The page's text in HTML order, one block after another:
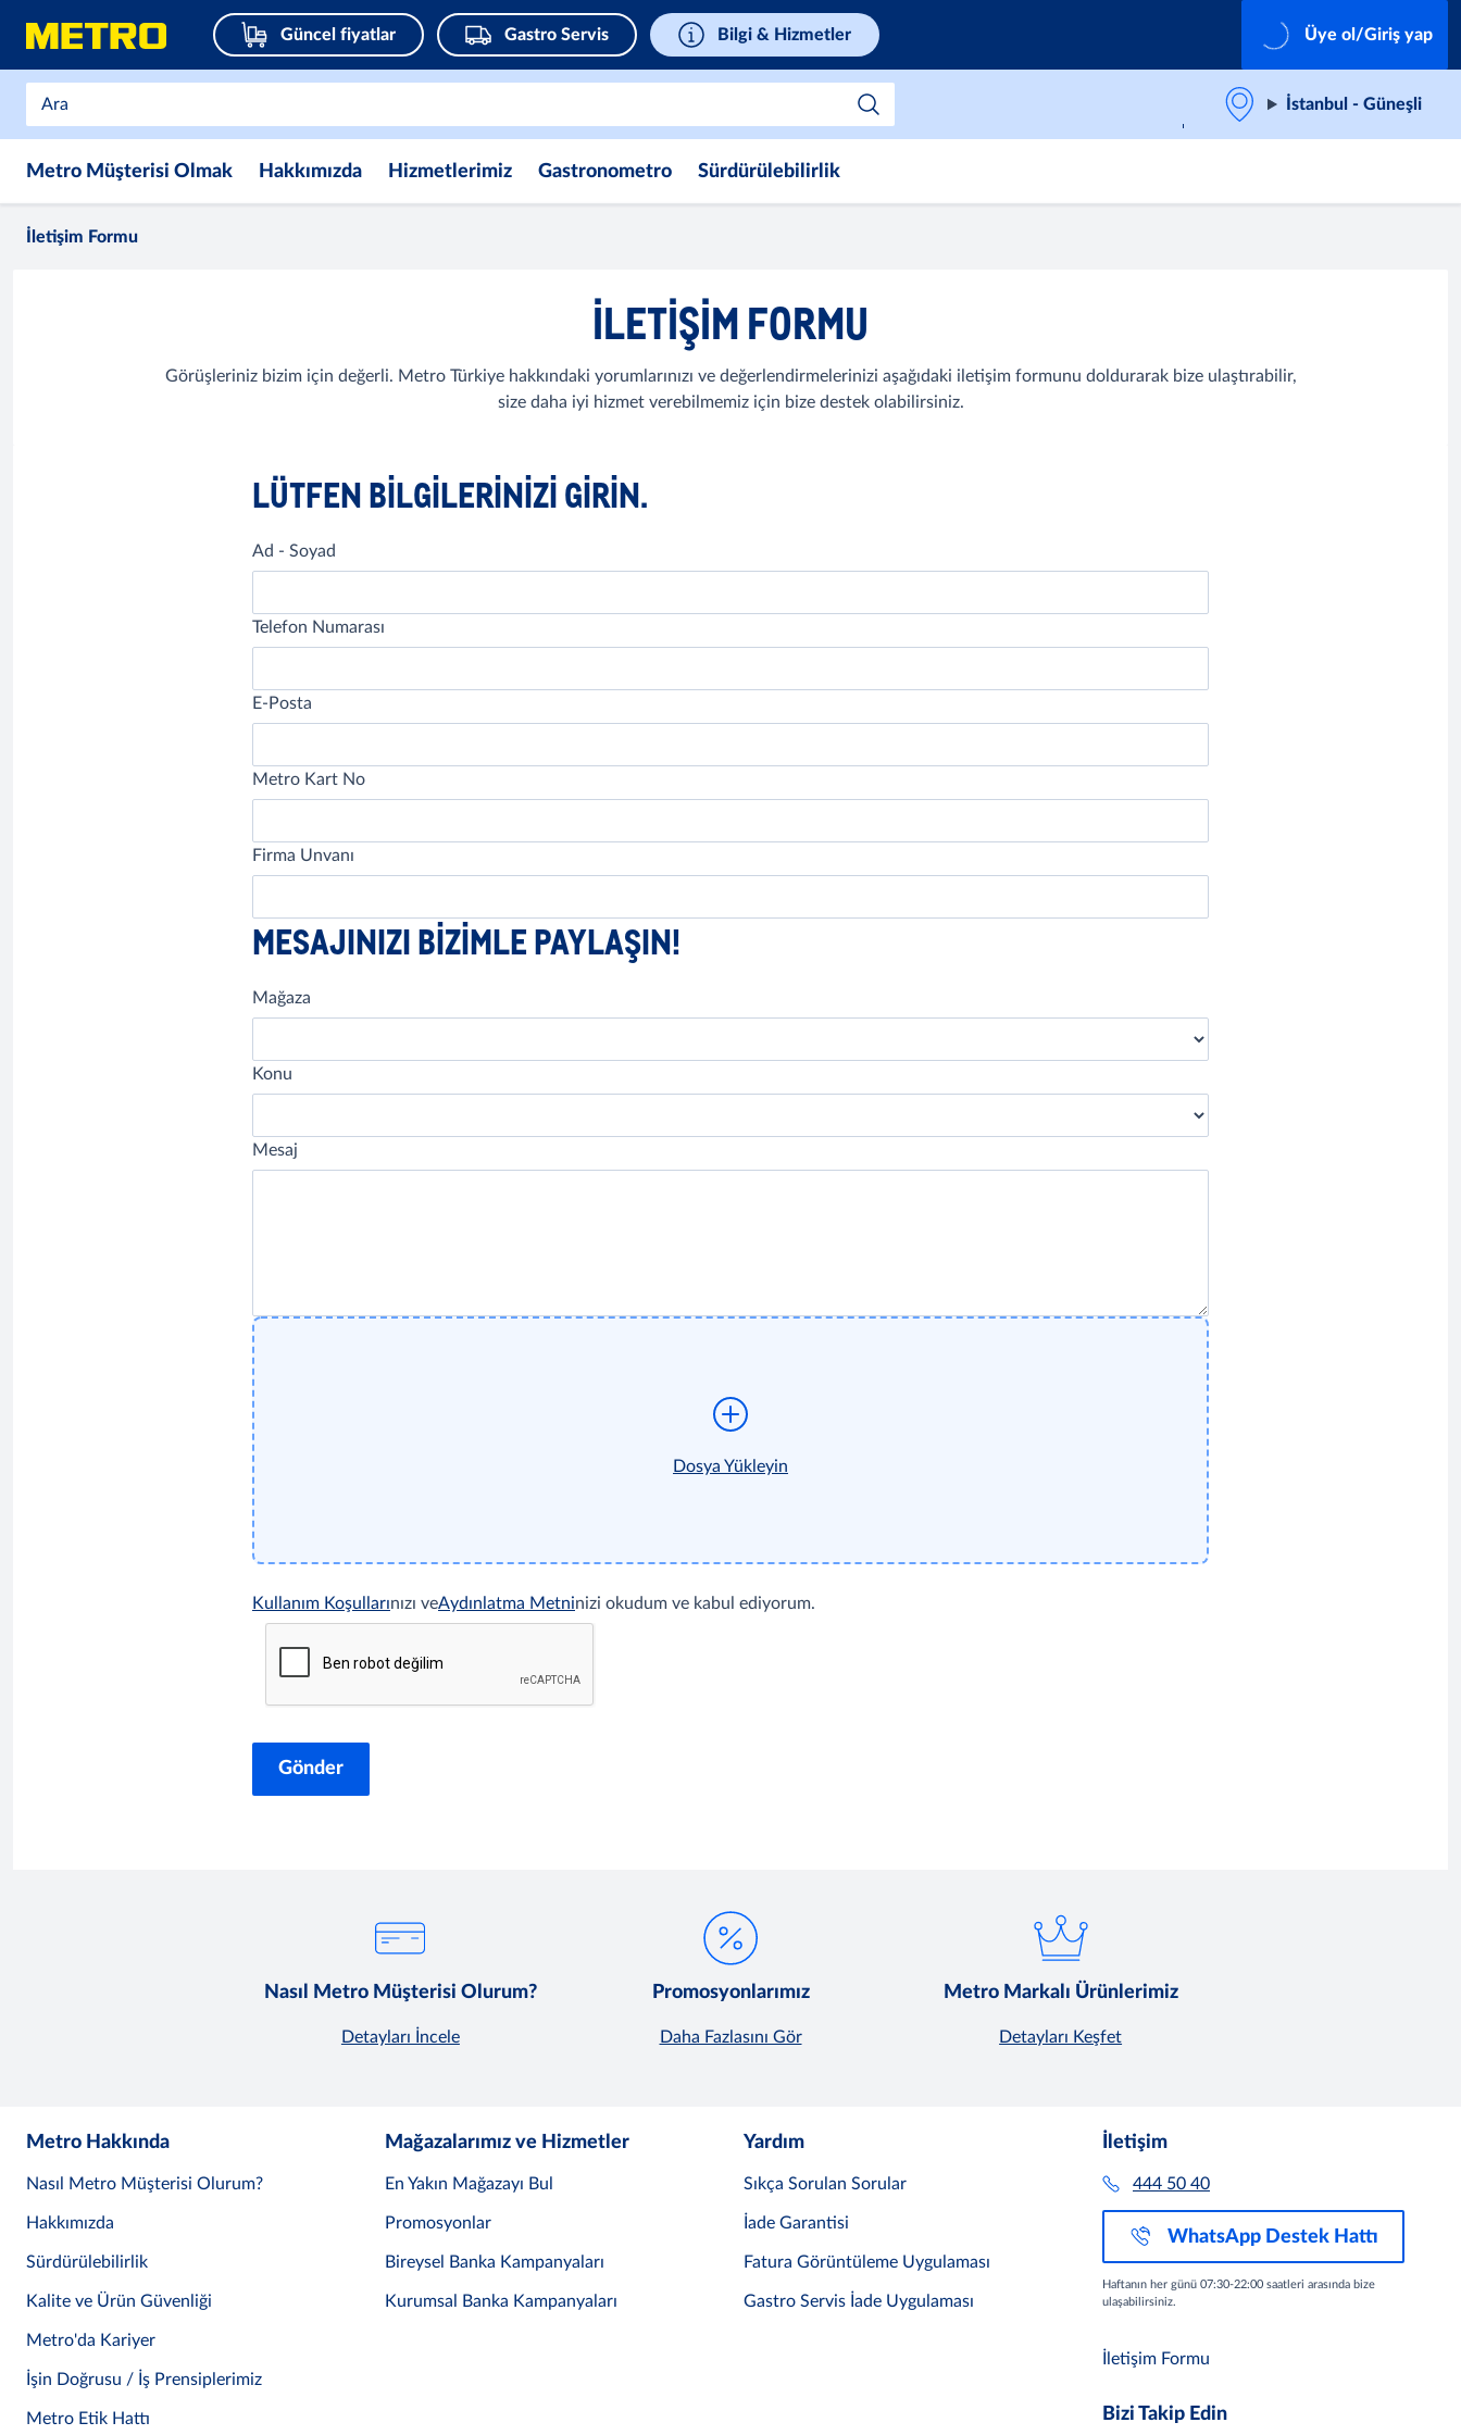
Güncel fiyatlar Gastro Servis Bilgi & Hizmetler Üye ol/Giriş yap
İstanbul - Güneşli
Metro Müşterisi Olmak Hakkımızda Hizmetlerimiz Gastronometro Sürdürülebilirlik
İletişim Formu
ILETIŞIM FORMU
Görüşleriniz bizim için değerli. Metro Türkiye hakkındaki yorumlarınızı ve değerlendirmelerinizi aşağıdaki iletişim formunu doldurarak bize ulaştırabilir,
size daha iyi hizmet verebilmemiz için bize destek olabilirsiniz.
LÜTFEN BILGILERINIZI GIRIN.
Ad - Soyad
Telefon Numarası
E-Posta
Metro Kart No
Firma Unvanı
MESAJINIZI BIZIMLE PAYLAŞIN!
Mağaza
Konu
Mesaj
Dosya Yükleyin
Kullanım Koşullarınızı veAydınlatma Metninizi okudum ve kabul ediyorum.
Nasıl Metro Müşterisi Olurum?
Detayları İncele
Promosyonlarımız
Daha Fazlasını Gör
Metro Markalı Ürünlerimiz
Detayları Keşfet
Metro Hakkında
Nasıl Metro Müşterisi Olurum?
Hakkımızda
Sürdürülebilirlik
Kalite ve Ürün Güvenliği
Metro'da Kariyer
İşin Doğrusu / İş Prensiplerimiz
Metro Etik Hattı
Mağazalarımız ve Hizmetler
En Yakın Mağazayı Bul
Promosyonlar
Bireysel Banka Kampanyaları
Kurumsal Banka Kampanyaları
Yardım
Sıkça Sorulan Sorular
İade Garantisi
Fatura Görüntüleme Uygulaması
Gastro Servis İade Uygulaması
İletişim
444 50 40
WhatsApp Destek Hattı
Haftanın her günü 07:30-22:00 saatleri arasında bize
ulaşabilirsiniz.
İletişim Formu
Bizi Takip Edin